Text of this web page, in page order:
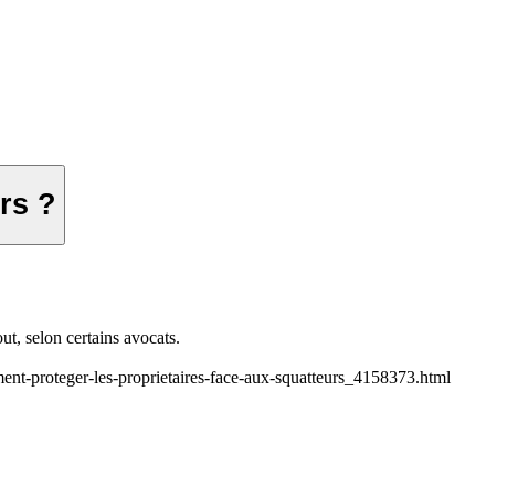
?
selon certains avocats.
proteger-les-proprietaires-face-aux-squatteurs_4158373.html